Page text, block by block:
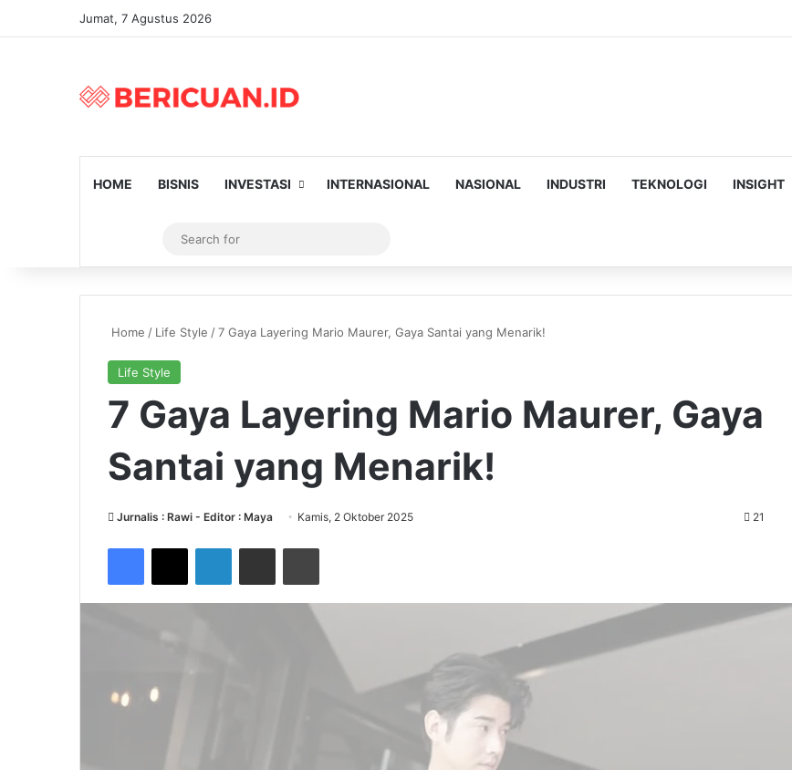
Jumat, 7 Agustus 2026
HOME BISNIS INVESTASI INTERNASIONAL NASIONAL INDUSTRI TEKNOLOGI INSIGHT
Artikel Random
Switch skin
for
Home / Life Style /7 Gaya Layering Mario Maurer, Gaya Santai yang Menarik!
Life Style
7 Gaya Layering Mario Maurer, Gaya
Santai yang Menarik!
Jurnalis : Rawi - Editor : Maya Kamis, 2 Oktober 2025 21